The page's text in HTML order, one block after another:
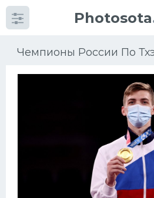
Photosota
Чемпионы России По
КатегорииФото